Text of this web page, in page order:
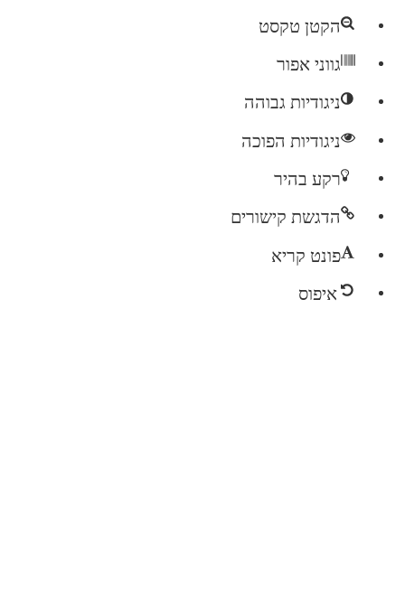
הקטן טקסט
גווני אפור
ניגודיות גבוהה
ניגודיות הפוכה
רקע בהיר
הדגשת קישורים
פונט קריא
איפוס